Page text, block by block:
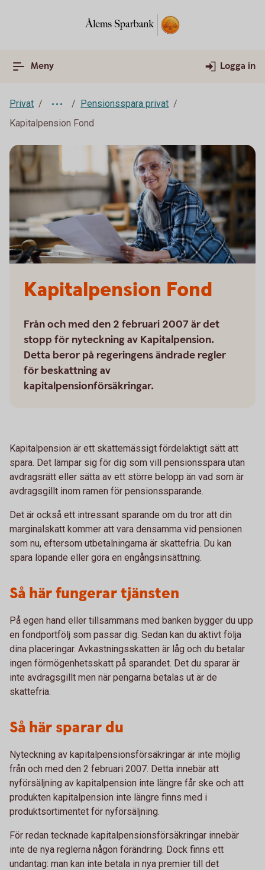
Meny Logga in
Privat
Pensionsspara privat
Kapitalpension Fond
Kapitalpension Fond
Från och med den 2 februari 2007 är det
stopp för nyteckning av Kapitalpension.
Detta beror på regeringens ändrade regler
för beskattning av
kapitalpensionförsäkringar.
Kapitalpension är ett skattemässigt fördelaktigt sätt att
spara. Det lämpar sig för dig som vill pensionsspara utan
avdragsrätt eller sätta av ett större belopp än vad som är
avdragsgillt inom ramen för pensionssparande.
Det är också ett intressant sparande om du tror att din
marginalskatt kommer att vara densamma vid pensionen
som nu, eftersom utbetalningarna är skattefria. Du kan
spara löpande eller göra en engångsinsättning.
Så här fungerar tjänsten
På egen hand eller tillsammans med banken bygger du upp
en fondportfölj som passar dig. Sedan kan du aktivt följa
dina placeringar. Avkastningsskatten är låg och du betalar
ingen förmögenhetsskatt på sparandet. Det du sparar är
inte avdragsgillt men när pengarna betalas ut är de
skattefria.
Så här sparar du
Nyteckning av kapitalpensionsförsäkringar är inte möjlig
från och med den 2 februari 2007. Detta innebär att
nyförsäljning av kapitalpension inte längre får ske och att
produkten kapitalpension inte längre finns med i
produktsortimentet för nyförsäljning.
För redan tecknade kapitalpensionsförsäkringar innebär
inte de nya reglerna någon förändring. Dock finns ett
undantag: man kan inte betala in nya premier till det